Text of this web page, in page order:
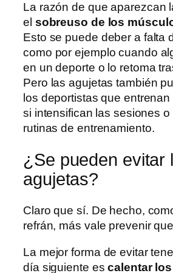
La razón de que aparezcan
el sobreuso de los
Esto se puede deber a falta
como por ejemplo cuando
en un deporte o lo retoma
Pero las agujetas también
los deportistas que
si intensifican las sesiones
rutinas de entrenamiento.
¿Se pueden evitar
agujetas?
Claro que sí. De hecho,
refrán, más vale prevenir
La mejor forma de evitar
día siguiente escalentar